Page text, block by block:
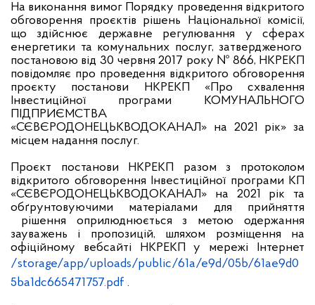
На виконання вимог Порядку проведення відкритого
обговорення проєктів рішень Національної комісії,
що здійснює державне регулювання у сферах
енергетики та комунальних послуг, затвердженого
постановою від 30 червня 2017 року № 866, НКРЕКП
повідомляє про проведення відкритого обговорення
проєкту постанови НКРЕКП «Про схвалення
Інвестиційної програми КОМУНАЛЬНОГО
ПІДПРИЄМСТВА
«СЄВЄРОДОНЕЦЬКВОДОКАНАЛ» на 2021 рік» за
місцем надання послуг.
Проєкт постанови НКРЕКП разом з протоколом
відкритого обговорення Інвестиційної програми КП
«СЄВЄРОДОНЕЦЬКВОДОКАНАЛ» на 2021 рік та
обґрунтовуючими матеріалами для прийняття
рішення оприлюднюється з метою одержання
зауважень і пропозицій, шляхом розміщення на
офіційному вебсайті НКРЕКП у мережі Інтернет
/storage/app/uploads/public/61a/e9d/05b/61ae9d0
5ba1dc665471757.pdf .